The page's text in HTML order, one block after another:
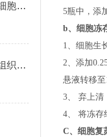
一起来了解一下中国仓鼠卵巢细胞的基本特点
动物体内转染，如何评估不同组织的干扰效率
5瓶中，添
b、 细胞冻
1、细胞生
2、添加
悬液转移
3、 弃上清
4、 将冻存
C、 细胞复